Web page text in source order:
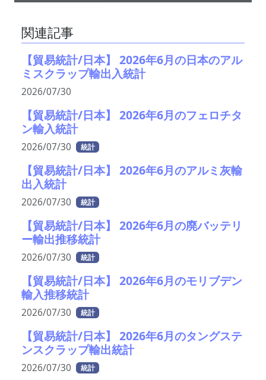
関連記事
【貿易統計/日本】 2026年6月の日本のアル
ミスクラップ輸出入統計
2026/07/30
【貿易統計/日本】 2026年6月のフェロチタ
ン輸入統計
2026/07/30 統計
【貿易統計/日本】 2026年6月のアルミ灰輸
出入統計
2026/07/30 統計
【貿易統計/日本】 2026年6月の廃バッテリ
ー輸出推移統計
2026/07/30 統計
【貿易統計/日本】 2026年6月のモリブデン
輸入推移統計
2026/07/30 統計
【貿易統計/日本】 2026年6月のタングステ
ンスクラップ輸出統計
2026/07/30 統計